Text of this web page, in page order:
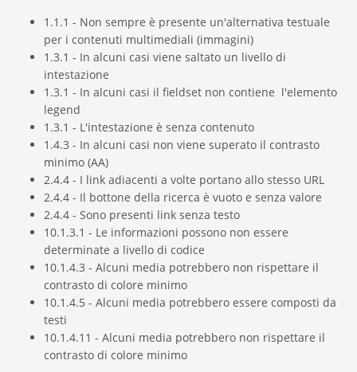
1.1.1 - Non sempre è presente un'alternativa testuale
per i contenuti multimediali (immagini)
1.3.1 - In alcuni casi viene saltato un livello di
intestazione
1.3.1 - In alcuni casi il fieldset non contiene l'elemento
legend
1.3.1 - L'intestazione è senza contenuto
1.4.3 - In alcuni casi non viene superato il contrasto
minimo (AA)
2.4.4 - I link adiacenti a volte portano allo stesso URL
2.4.4 - Il bottone della ricerca è vuoto e senza valore
2.4.4 - Sono presenti link senza testo
10.1.3.1 - Le informazioni possono non essere
determinate a livello di codice
10.1.4.3 - Alcuni media potrebbero non rispettare il
contrasto di colore minimo
10.1.4.5 - Alcuni media potrebbero essere composti da
testi
10.1.4.11 - Alcuni media potrebbero non rispettare il
contrasto di colore minimo